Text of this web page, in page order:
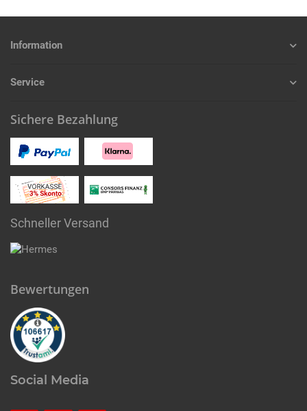
Information
Service
Sichere Bezahlung
Schneller Versand
Bewertungen
Social Media